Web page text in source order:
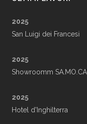
2025
San Luigi dei Francesi
2025
Showroomm
2025
Hotel d'Inghilterra